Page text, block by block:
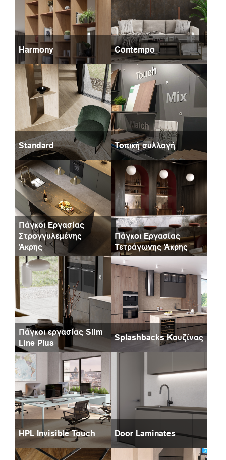
Harmony Contempo
Standard Τοπική συλλογή
Πάγκοι Εργασίας
Στρογγυλεμένης
Άκρης
Πάγκοι Εργασίας
Τετράγωνης Άκρης
Πάγκοι εργασίας Slim
Line Plus
Splashbacks Κουζίνας
HPL Invisible Touch Door Laminates